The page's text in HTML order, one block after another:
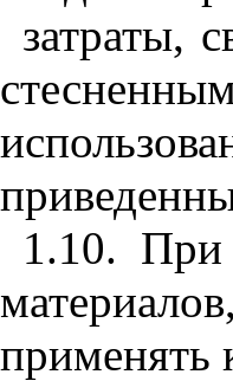
затраты,
1.10. При
применять